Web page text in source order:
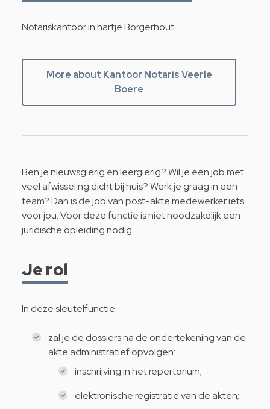
Notariskantoor in hartje Borgerhout
More about Kantoor Notaris Veerle
Boere
Ben je nieuwsgierig en leergierig? Wil je een job met
veel afwisseling dicht bij huis? Werk je graag in een
team? Dan is de job van post-akte medewerker iets
voor jou. Voor deze functie is niet noodzakelijk een
juridische opleiding nodig.
Je rol
In deze sleutelfunctie:
zal je de dossiers na de ondertekening van de
akte administratief opvolgen:
inschrijving in het repertorium;
elektronische registratie van de akten;